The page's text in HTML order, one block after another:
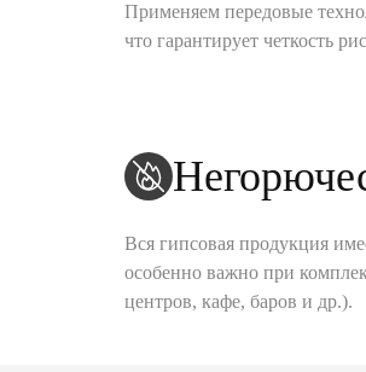
Применяем передовые
что гарантирует четкость
Вся гипсовая продукция
особенно важно при
центров, кафе, баров и др.).